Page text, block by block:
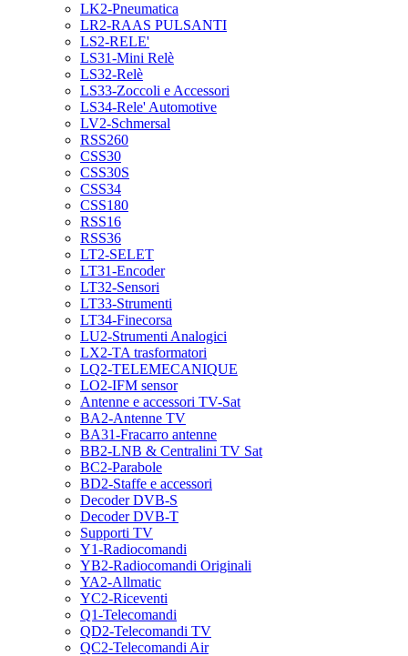
LK2-Pneumatica
LR2-RAAS PULSANTI
LS2-RELE'
LS31-Mini Relè
LS32-Relè
LS33-Zoccoli e Accessori
LS34-Rele' Automotive
LV2-Schmersal
RSS260
CSS30
CSS30S
CSS34
CSS180
RSS16
RSS36
LT2-SELET
LT31-Encoder
LT32-Sensori
LT33-Strumenti
LT34-Finecorsa
LU2-Strumenti Analogici
LX2-TA trasformatori
LQ2-TELEMECANIQUE
LO2-IFM sensor
Antenne e accessori TV-Sat
BA2-Antenne TV
BA31-Fracarro antenne
BB2-LNB & Centralini TV Sat
BC2-Parabole
BD2-Staffe e accessori
Decoder DVB-S
Decoder DVB-T
Supporti TV
Y1-Radiocomandi
YB2-Radiocomandi Originali
YA2-Allmatic
YC2-Riceventi
Q1-Telecomandi
QD2-Telecomandi TV
QC2-Telecomandi Air